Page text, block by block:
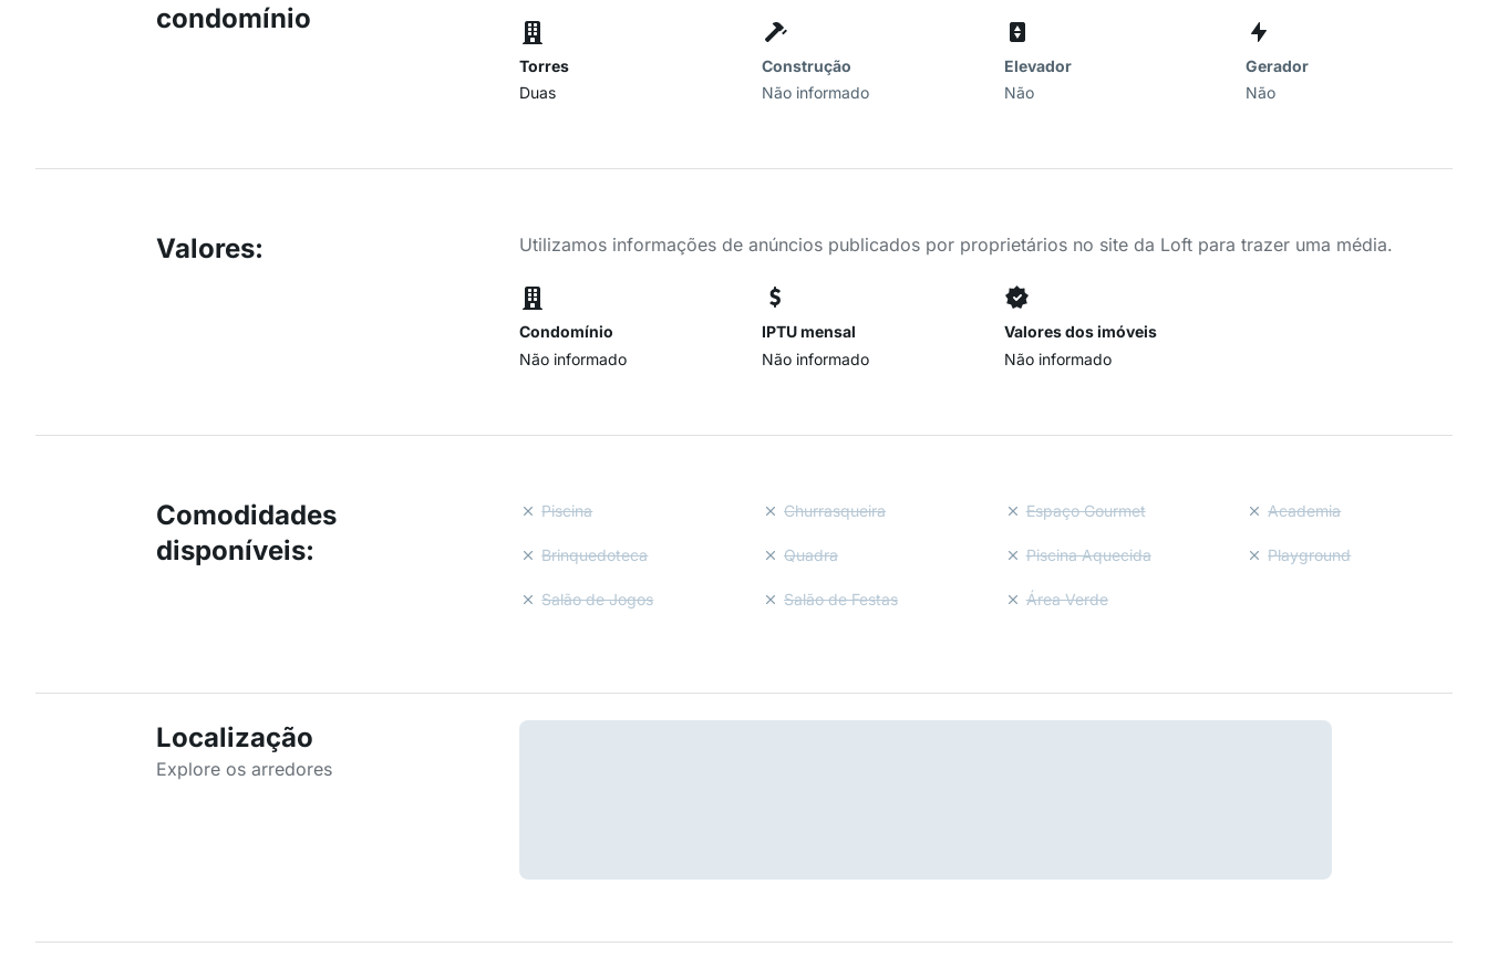
condomínio
Torres
Duas
Construção
Não informado
Elevador
Não
Gerador
Não
Valores: Utilizamos informações de anúncios publicados por proprietários no site da Loft para trazer uma média.
Condomínio
Não informado
IPTU mensal
Não informado
Valores dos imóveis
Não informado
Comodidades
disponíveis:
Piscina Churrasqueira Espaço Gourmet Academia
Brinquedoteca Quadra Piscina Aquecida Playground
Salão de Jogos Salão de Festas Área Verde
Localização
Explore os arredores